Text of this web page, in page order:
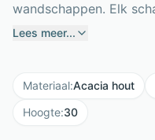
wandschappen. Elk
acaciahout en
creëren samen een
diepte van 15 cm
Lees meer...
Materiaal:Acacia hout
Hoogte:30